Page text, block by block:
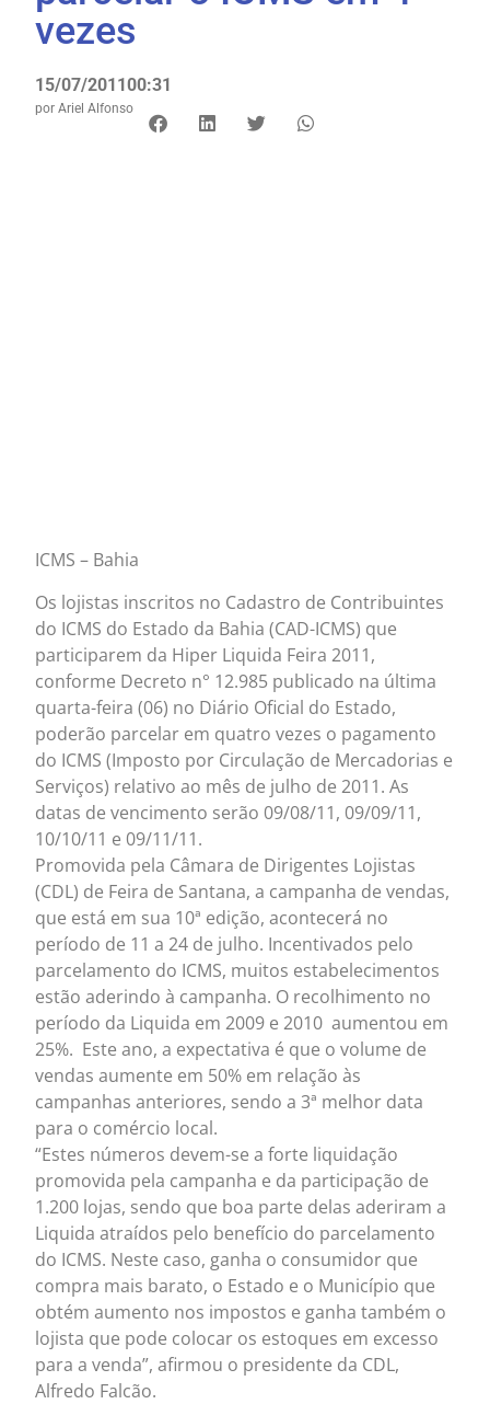
vezes
15/07/201100:31
por Ariel Alfonso
ICMS – Bahia
Os lojistas inscritos no Cadastro de Contribuintes
do ICMS do Estado da Bahia (CAD-ICMS) que
participarem da Hiper Liquida Feira 2011,
conforme Decreto n° 12.985 publicado na última
quarta-feira (06) no Diário Oficial do Estado,
poderão parcelar em quatro vezes o pagamento
do ICMS (Imposto por Circulação de Mercadorias e
Serviços) relativo ao mês de julho de 2011. As
datas de vencimento serão 09/08/11, 09/09/11,
10/10/11 e 09/11/11.
Promovida pela Câmara de Dirigentes Lojistas
(CDL) de Feira de Santana, a campanha de vendas,
que está em sua 10ª edição, acontecerá no
período de 11 a 24 de julho. Incentivados pelo
parcelamento do ICMS, muitos estabelecimentos
estão aderindo à campanha. O recolhimento no
período da Liquida em 2009 e 2010 aumentou em
25%. Este ano, a expectativa é que o volume de
vendas aumente em 50% em relação às
campanhas anteriores, sendo a 3ª melhor data
para o comércio local.
“Estes números devem-se a forte liquidação
promovida pela campanha e da participação de
1.200 lojas, sendo que boa parte delas aderiram a
Liquida atraídos pelo benefício do parcelamento
do ICMS. Neste caso, ganha o consumidor que
compra mais barato, o Estado e o Município que
obtém aumento nos impostos e ganha também o
lojista que pode colocar os estoques em excesso
para a venda”, afirmou o presidente da CDL,
Alfredo Falcão.